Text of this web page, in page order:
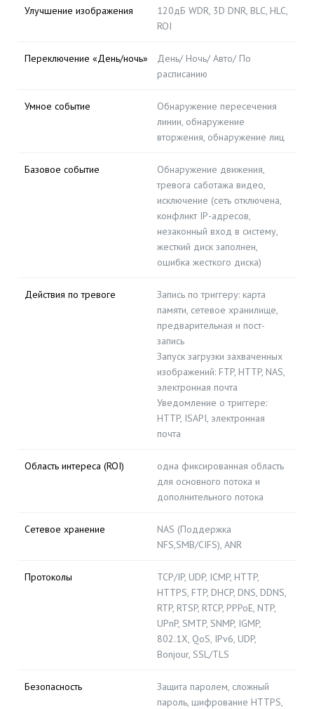
Улучшение изображения
120дБ WDR, 3D DNR, BLC, HLC,
ROI
Переключение «День/ночь»
День/ Ночь/ Авто/ По
расписанию
Умное событие
Обнаружение пересечения
линии, обнаружение
вторжения, обнаружение лиц
Базовое событие
Обнаружение движения,
тревога саботажа видео,
исключение (сеть отключена,
конфликт IP-адресов,
незаконный вход в систему,
жесткий диск заполнен,
ошибка жесткого диска)
Действия по тревоге
Запись по триггеру: карта
памяти, сетевое хранилище,
предварительная и пост-
запись
Запуск загрузки захваченных
изображений: FTP, HTTP, NAS,
электронная почта
Уведомление о триггере:
HTTP, ISAPI, электронная
почта
Область интереса (ROI)
одна фиксированная область
для основного потока и
дополнительного потока
Сетевое хранение
NAS (Поддержка
NFS,SMB/CIFS), ANR
Протоколы
TCP/IP, UDP, ICMP, HTTP,
HTTPS, FTP, DHCP, DNS, DDNS,
RTP, RTSP, RTCP, PPPoE, NTP,
UPnP, SMTP, SNMP, IGMP,
802.1X, QoS, IPv6, UDP,
Bonjour, SSL/TLS
Безопасность
Защита паролем, сложный
пароль, шифрование HTTPS,